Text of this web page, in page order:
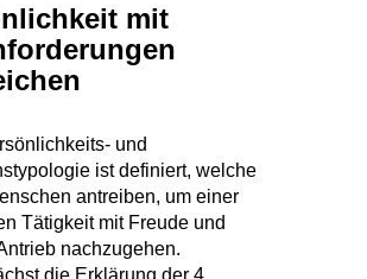
mit
und
ist definiert, welche
antreiben, um einer
Tätigkeit mit Freude und
nachzugehen.
die Erklärung der 4